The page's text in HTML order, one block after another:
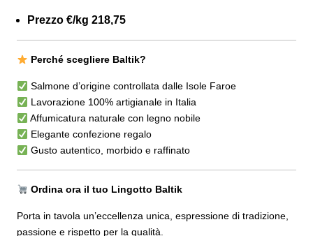
Prezzo €/kg 218,75
Perché scegliere Baltik?
Salmone d’origine controllata dalle Isole Faroe
Lavorazione 100% artigianale in Italia
Affumicatura naturale con legno nobile
Elegante confezione regalo
Gusto autentico, morbido e raffinato
Ordina ora il tuo Lingotto Baltik
Porta in tavola un’eccellenza unica, espressione di tradizione,
passione e rispetto per la qualità.